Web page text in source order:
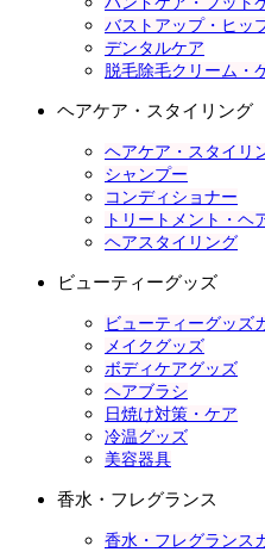
バストアップ・ヒッ
デンタルケア
脱毛除毛クリーム・
ヘアケア・スタイリング
ヘアケア・スタイリ
シャンプー
コンディショナー
トリートメント・ヘ
ヘアスタイリング
ビューティーグッズ
ビューティーグッズ
メイクグッズ
ボディケアグッズ
ヘアブラシ
日焼け対策・ケア
冷温グッズ
美容器具
香水・フレグランス
香水・フレグランス